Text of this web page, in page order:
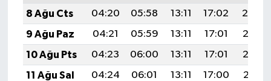
8 Ağu Cts
04:20 05:58 13:11 17:02
20:14
9 Ağu Paz
04:21 05:59 13:11 17:01
20:13
10 Ağu Pts
04:23 06:00 13:11 17:01
20:12
11 Ağu Sal
04:24 06:01 13:11 17:00
20:11